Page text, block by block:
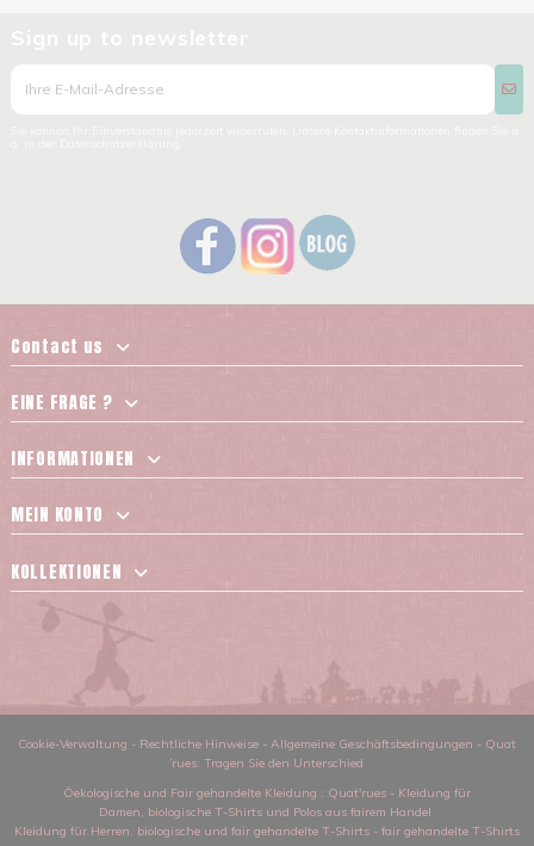
Contact us
EINE FRAGE ?
INFORMATIONEN
MEIN KONTO
KOLLEKTIONEN
Cookie-Verwaltung - Rechtliche Hinweise - Allgemeine Geschäftsbedingungen - Quat
´rues: Tragen Sie den Unterschied
Öekologische und Fair gehandelte Kleidung : Quat'rues - Kleidung für
Damen, biologische T-Shirts und Polos aus fairem Handel
Kleidung für Herren, biologische und fair gehandelte T-Shirts - fair gehandelte T-Shirts